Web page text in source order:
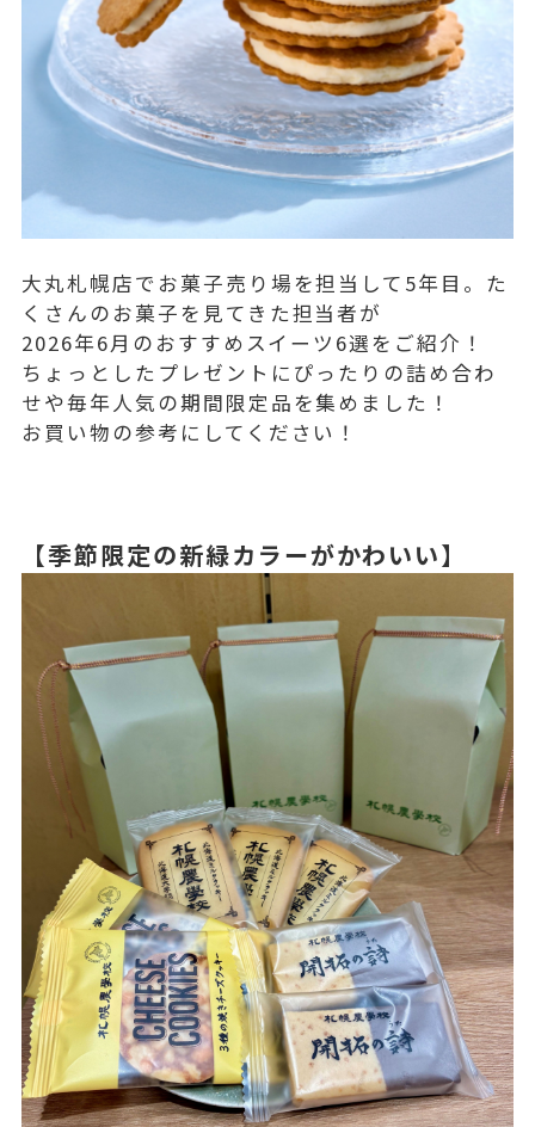
大丸札幌店でお菓子売り場を担当して5年目。た
くさんのお菓子を見てきた担当者が
2026年6月のおすすめスイーツ6選をご紹介！
ちょっとしたプレゼントにぴったりの詰め合わ
せや毎年人気の期間限定品を集めました！
お買い物の参考にしてください！
【季節限定の新緑カラーがかわいい】